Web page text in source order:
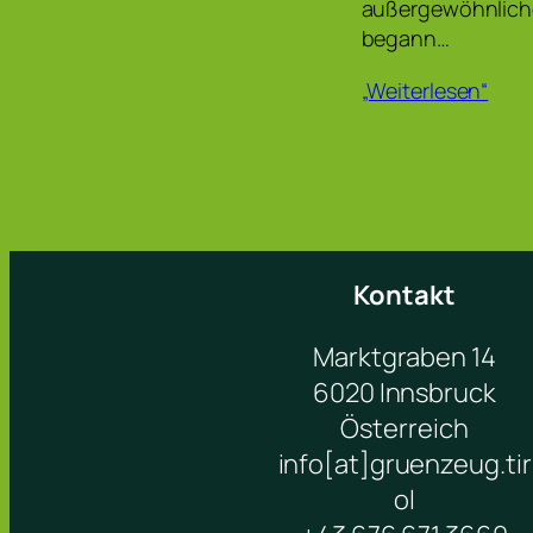
begann…
„Weiterlesen“
Kontakt
Marktgraben 14
6020 Innsbruck
Österreich
info[at]gruenzeug.tir
ol